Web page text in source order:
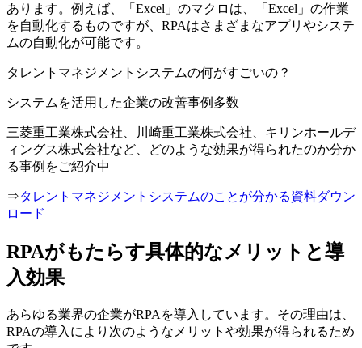
あります。例えば、「Excel」のマクロは、「Excel」の作業
を自動化するものですが、RPAはさまざまなアプリやシステ
ムの自動化が可能です。
タレントマネジメントシステムの何がすごいの？
システムを活用した企業の改善事例多数
三菱重工業株式会社、川崎重工業株式会社、キリンホールデ
ィングス株式会社など、どのような効果が得られたのか分か
る事例をご紹介中
⇒タレントマネジメントシステムのことが分かる資料ダウン
ロード
RPAがもたらす具体的なメリットと導
入効果
あらゆる業界の企業がRPAを導入しています。その理由は、
RPAの導入により次のようなメリットや効果が得られるため